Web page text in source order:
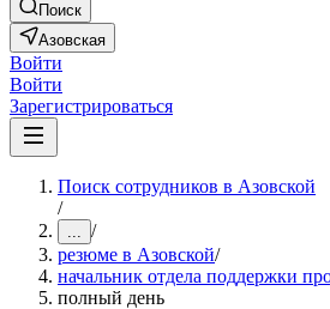
Поиск
Азовская
Войти
Войти
Зарегистрироваться
Поиск сотрудников в Азовской
/
... /
резюме в Азовской/
начальник отдела поддержки
полный день